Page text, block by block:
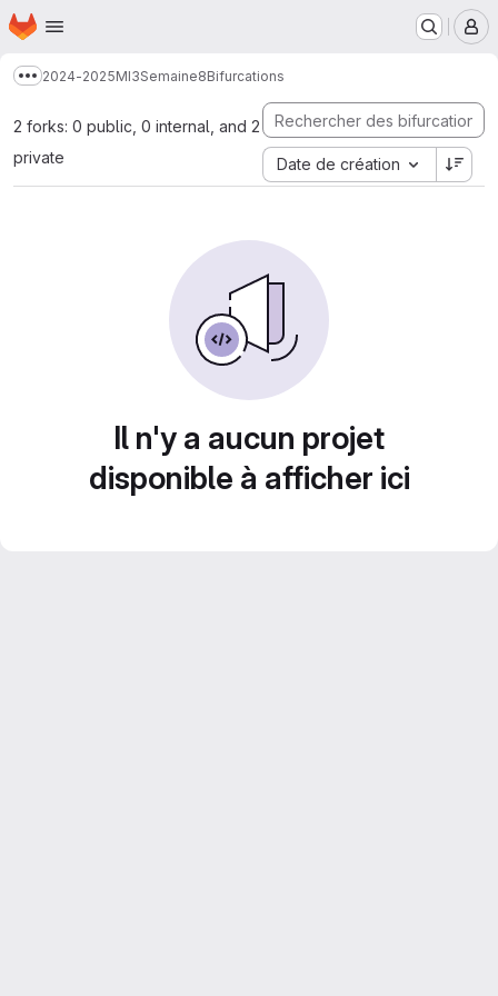
Passer au contenu principal
Page d'accueil
Afficher davantage de fils d'Ariane
2024-2025MI3Semaine8Bifurcations
2 forks: 0 public, 0 internal, and 2
private
Date de création
Il n'y a aucun projet
disponible à afficher ici